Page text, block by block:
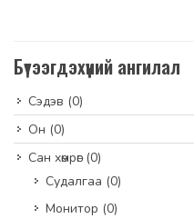
Бүтээгдэхүүний ангилал
Сэдэв (0)
Он (0)
Сан хөмрөг(0)
Судалгаа (0)
Монитор (0)